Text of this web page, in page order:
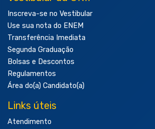
Inscreva-se no Vestibular
Use sua nota do ENEM
Transferência Imediata
Segunda Graduação
Bolsas e Descontos
Regulamentos
Área do(a) Candidato(a)
Links úteis
Atendimento